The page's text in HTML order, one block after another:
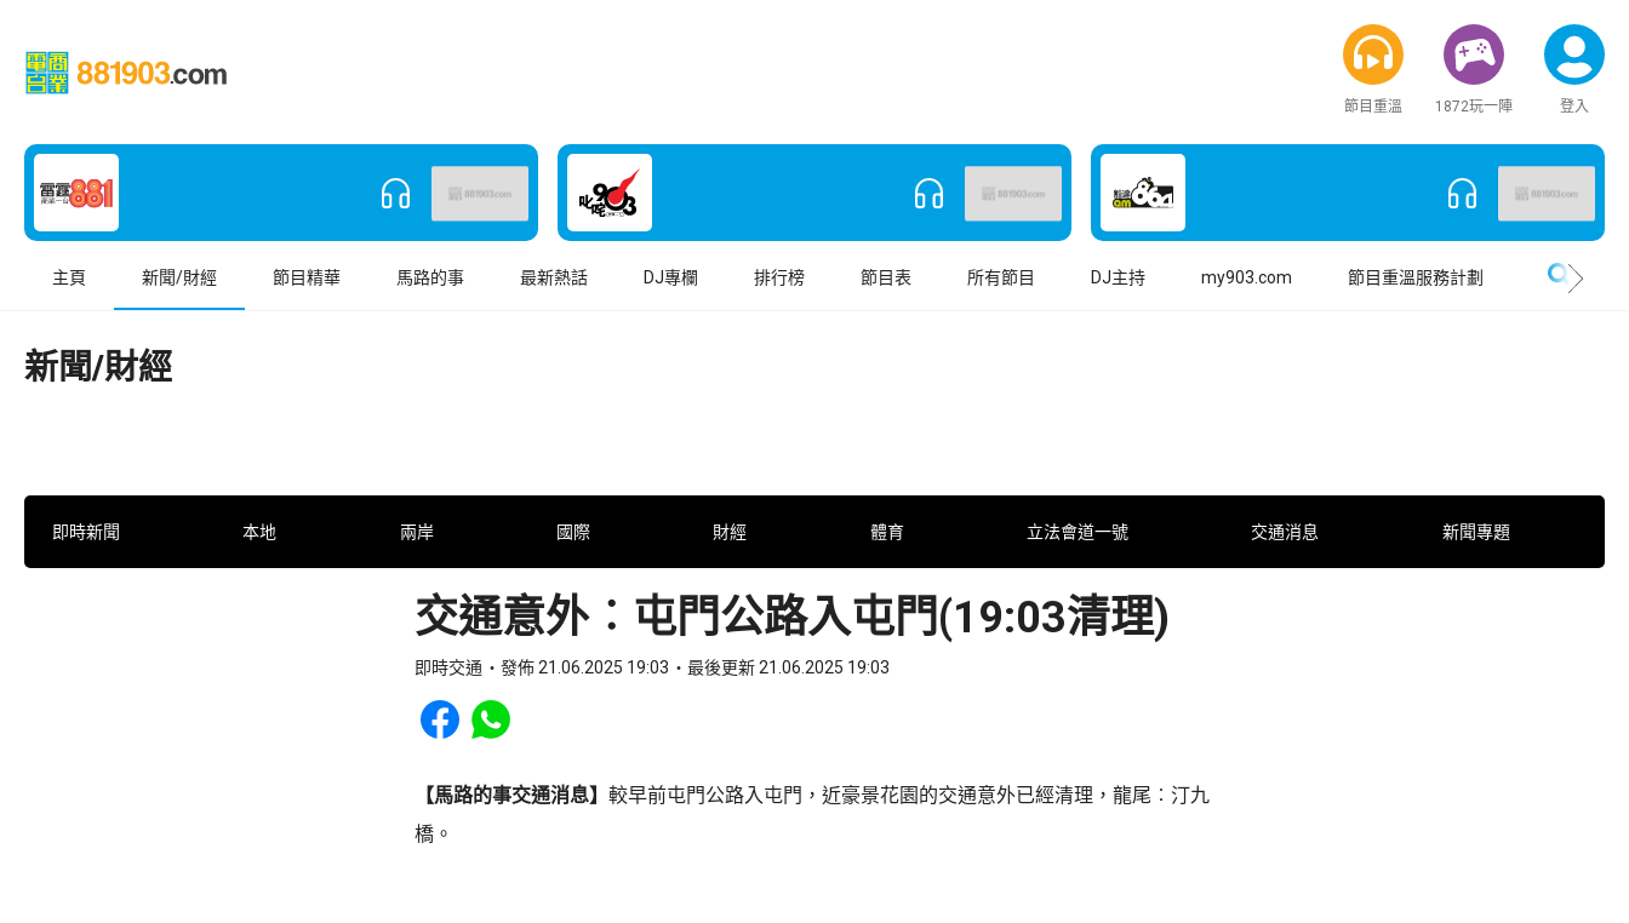
節目重溫 1872玩一陣 登入
主頁 新聞/財經 節目精華 馬路的事 最新熱話 DJ專欄 排行榜 節目表 所有節目 DJ主持 my903.com 節目重溫服務計劃
新聞/財經
即時新聞 本地 兩岸 國際 財經 體育 立法會道一號 交通消息 新聞專題
交通意外︰屯門公路入屯門(19:03清理)
即時交通 發佈 21.06.2025 19:03 最後更新 21.06.2025 19:03
Share to Facebook
Share to WhatsApp
【馬路的事交通消息】 較早前屯門公路入屯門，近豪景花園的交通意外已經清理，龍尾︰汀九
橋。